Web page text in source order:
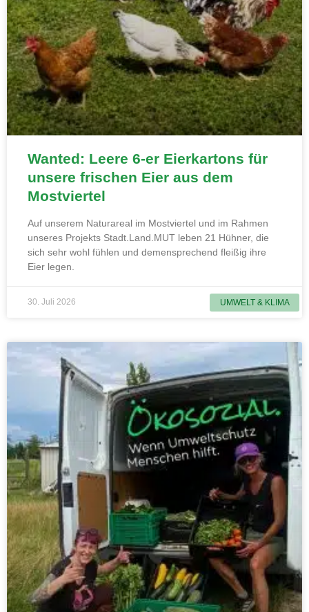
UMWELT & KLIMA
Wanted: Leere 6-er Eierkartons für
unsere frischen Eier aus dem
Mostviertel
Auf unserem Naturareal im Mostviertel und im Rahmen
unseres Projekts Stadt.Land.MUT leben 21 Hühner, die
sich sehr wohl fühlen und demensprechend fleißig ihre
Eier legen.
30. Juli 2026